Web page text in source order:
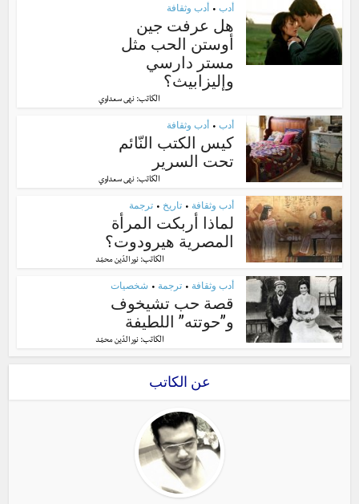
أدب • أدب وثقافة
هل عرفت جين
أوستن الحب مثل
مستر دارسي
وإليزابيث؟
الكاتب: نهى سعداوي
أدب • أدب وثقافة
كيس الكتب النّائم
تحت السرير
الكاتب: نهى سعداوي
أدب وثقافة • تاريخ • ترجمة
لماذا أربكت المرأة
المصرية هيرودوت؟
الكاتب:نور الدّين محمّد
أدب وثقافة • ترجمة • شخصيات
قصة حب تشيخوف
و”حوتته” اللطيفة
الكاتب:نور الدّين محمّد
عن الكاتب